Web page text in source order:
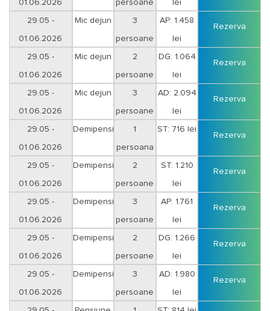
01.06.2026 persoane lei
29.05 -
01.06.2026
Mic dejun 3
persoane
AP: 1.458
lei
Rezerva
29.05 -
01.06.2026
Mic dejun 2
persoane
DG: 1.064
lei
Rezerva
29.05 -
01.06.2026
Mic dejun 3
persoane
AD: 2.094
lei
Rezerva
29.05 -
01.06.2026
Demipensiune 1
persoana
ST: 716 lei
Rezerva
29.05 -
01.06.2026
Demipensiune 2
persoane
ST: 1.210
lei
Rezerva
29.05 -
01.06.2026
Demipensiune 3
persoane
AP: 1.761
lei
Rezerva
29.05 -
01.06.2026
Demipensiune 2
persoane
DG: 1.266
lei
Rezerva
29.05 -
01.06.2026
Demipensiune 3
persoane
AD: 1.980
lei
Rezerva